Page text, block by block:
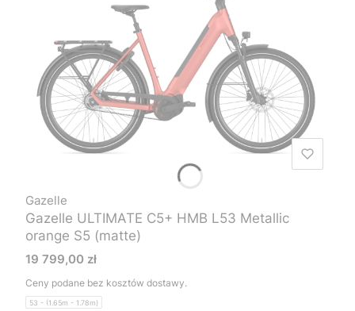
Gazelle ULTIMATE C5+ HMB L53 Metallic
orange S5 (matte)
Gazelle
Cena
19 799,00 zł
Ceny podane bez kosztów dostawy.
53 - (1.65m - 1.78m)